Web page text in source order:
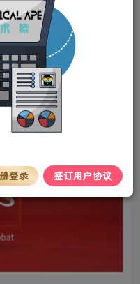
软件.Adobe Acrobat
方案提升到新高度,其配
将任何纸质文件转换为
分享.新工具中心能更简
登录 签订用户协议